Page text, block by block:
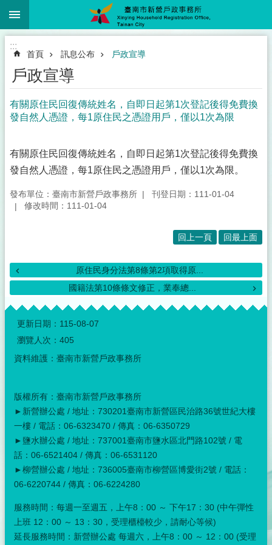
跳到主要內容區塊
:::
首頁 訊息公布 戶政宣導
戶政宣導
有關原住民回復傳統姓名，自即日起第1次登記後得免費換
發自然人憑證，每1原住民之憑證用戶，僅以1次為限
有關原住民回復傳統姓名，自即日起第1次登記後得免費換
發自然人憑證，每1原住民之憑證用戶，僅以1次為限。
發布單位：臺南市新營戶政事務所
刊登日期：111-01-04
修改時間：111-01-04
回上一頁 回最上面
原住民身分法第8條第2項取得原...
國籍法第10條條文修正，業奉總...
:::
更新日期： 115-08-07
瀏覽人次： 405
資料維護：臺南市新營戶政事務所
版權所有：臺南市新營戶政事務所
►新營辦公處 / 地址：730201臺南市新營區民治路36號世紀大樓
一樓 / 電話：06-6323470 / 傳真：06-6350729
►鹽水辦公處 / 地址：737001臺南市鹽水區北門路102號 / 電
話：06-6521404 / 傳真：06-6531120
►柳營辦公處 / 地址：736005臺南市柳營區博愛街2號 / 電話：
06-6220744 / 傳真：06-6224280
服務時間：每週一至週五，上午8：00 ～ 下午17：30 (中午彈性
上班 12：00 ～ 13：30，受理櫃檯較少，請耐心等候)
延長服務時間：新營辦公處 每週六，上午8：00 ～ 12：00 (受理